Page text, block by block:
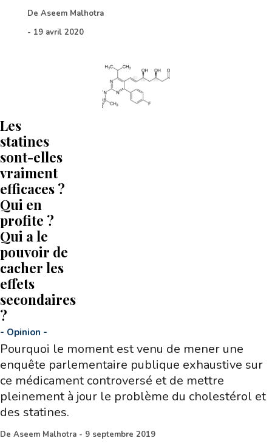
De Aseem Malhotra
- 19 avril 2020
Les
statines
sont-elles
vraiment
efficaces ?
Qui en
profite ?
Qui a le
pouvoir de
cacher les
effets
secondaires
?
- Opinion -
Pourquoi le moment est venu de mener une
enquête parlementaire publique exhaustive sur
ce médicament controversé et de mettre
pleinement à jour le problème du cholestérol et
des statines.
De Aseem Malhotra - 9 septembre 2019